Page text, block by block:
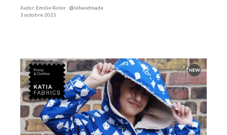
Autor: Emilie Roter · @lehandmade
3 octobre 2025